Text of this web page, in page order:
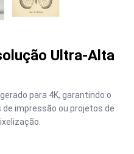
Ultra-Alta
para 4K, garantindo o
impressão ou projetos de